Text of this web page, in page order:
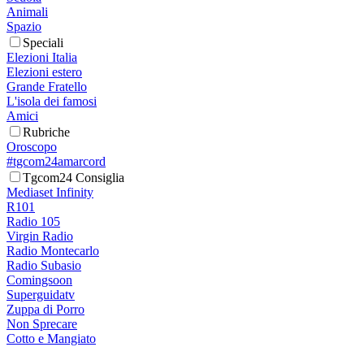
Animali
Spazio
Speciali
Elezioni Italia
Elezioni estero
Grande Fratello
L'isola dei famosi
Amici
Rubriche
Oroscopo
#tgcom24amarcord
Tgcom24 Consiglia
Mediaset Infinity
R101
Radio 105
Virgin Radio
Radio Montecarlo
Radio Subasio
Comingsoon
Superguidatv
Zuppa di Porro
Non Sprecare
Cotto e Mangiato